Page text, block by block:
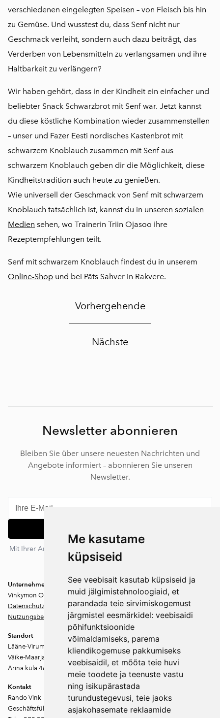
Me kasutame
küpsiseid
See veebisait kasutab küpsiseid ja
muid jälgimistehnoloogiaid, et
parandada teie sirvimiskogemust
järgmistel eesmärkidel: veebisaidi
põhifunktsioonide
võimaldamiseks, parema
kliendikogemuse pakkumiseks
veebisaidil, et mõõta teie huvi
meie toodete ja teenuste vastu
ning isikupärastada
turundustegevusi, teie jaoks
asjakohasemate reklaamide
verschiedenen eingelegten Speisen – von Fleisch bis hin
zu Gemüse. Und wusstest du, dass Senf nicht nur
Geschmack verleiht, sondern auch dazu beiträgt, das
Verderben von Lebensmitteln zu verlangsamen und ihre
Haltbarkeit zu verlängern?
Wir haben gehört, dass in der Kindheit ein einfacher und
beliebter Snack Schwarzbrot mit Senf war. Jetzt kannst
du diese köstliche Kombination wieder zusammenstellen
– unser und Fazer Eesti nordisches Kastenbrot mit
schwarzem Knoblauch zusammen mit Senf aus
schwarzem Knoblauch geben dir die Möglichkeit, diese
Kindheitstradition auch heute zu genießen.
Wie universell der Geschmack von Senf mit schwarzem
Knoblauch tatsächlich ist, kannst du in unseren sozialen
Medien sehen, wo Trainerin Triin Ojasoo ihre
Rezeptempfehlungen teilt.
Senf mit schwarzem Knoblauch findest du in unserem
Online-Shop und bei Päts Sahver in Rakvere.
Vorhergehende
Nächste
Newsletter abonnieren
Bleiben Sie über unsere neuesten Nachrichten und
Angebote informiert – abonnieren Sie unseren
Newsletter.
Mit Ihrer Anmeldung stimmen Sie unserer Datenschutzerklärung
zu. Sie können sich jederzeit abmelden.
Unternehmen
Vinkymon OÜ
Datenschutz
Nutzungsbedingungen
Standort
Lääne-Virumaa
Väike-Maarja vald
Ärina küla 46202
Kontakt
Rando Vink
Geschäftsführer